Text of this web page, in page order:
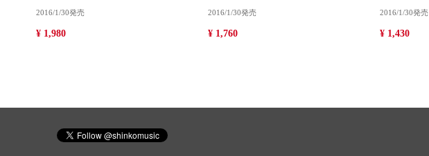
2016/1/30発売
¥ 1,980
2016/1/30発売
¥ 1,760
2016/1/30発売
¥ 1,430